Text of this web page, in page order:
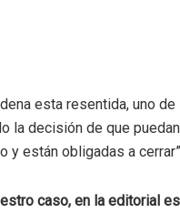
esta resentida, uno
la decisión de que
y están obligadas a
caso, en la editorial